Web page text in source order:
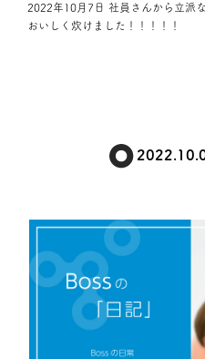
2022年10月7日 社員さんから立派
おいしく炊けました！！！！！